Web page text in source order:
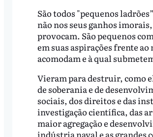
São todos "pequenos
não nos seus ganhos
provocam. São pequenos
em suas aspirações frente
acomodam e à qual
Vieram para destruir, como
de soberania e de
sociais, dos direitos e das
investigação científica, das
maior agregação e
indústria naval e as grandes